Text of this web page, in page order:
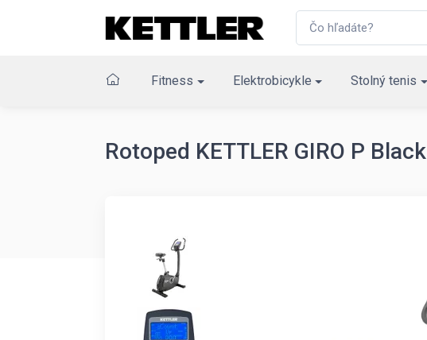
Fitness Elektrobicykle Stolný tenis
Rotoped KETTLER GIRO P Black